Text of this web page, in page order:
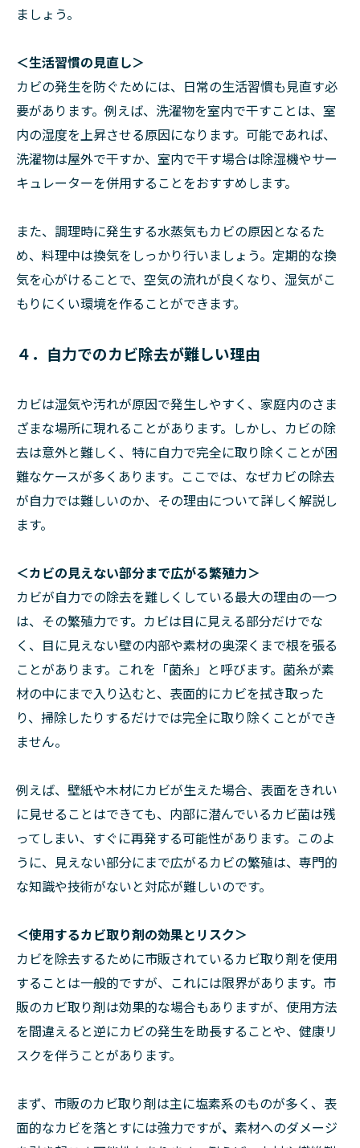
ましょう。
＜生活習慣の見直し＞
カビの発生を防ぐためには、日常の生活習慣も見直す必
要があります。例えば、洗濯物を室内で干すことは、室
内の湿度を上昇させる原因になります。可能であれば、
洗濯物は屋外で干すか、室内で干す場合は除湿機やサー
キュレーターを併用することをおすすめします。
また、調理時に発生する水蒸気もカビの原因となるた
め、料理中は換気をしっかり行いましょう。定期的な換
気を心がけることで、空気の流れが良くなり、湿気がこ
もりにくい環境を作ることができます。
４．自力でのカビ除去が難しい理由
カビは湿気や汚れが原因で発生しやすく、家庭内のさま
ざまな場所に現れることがあります。しかし、カビの除
去は意外と難しく、特に自力で完全に取り除くことが困
難なケースが多くあります。ここでは、なぜカビの除去
が自力では難しいのか、その理由について詳しく解説し
ます。
＜カビの見えない部分まで広がる繁殖力＞
カビが自力での除去を難しくしている最大の理由の一つ
は、その繁殖力です。カビは目に見える部分だけでな
く、目に見えない壁の内部や素材の奥深くまで根を張る
ことがあります。これを「菌糸」と呼びます。菌糸が素
材の中にまで入り込むと、表面的にカビを拭き取った
り、掃除したりするだけでは完全に取り除くことができ
ません。
例えば、壁紙や木材にカビが生えた場合、表面をきれい
に見せることはできても、内部に潜んでいるカビ菌は残
ってしまい、すぐに再発する可能性があります。このよ
うに、見えない部分にまで広がるカビの繁殖は、専門的
な知識や技術がないと対応が難しいのです。
＜使用するカビ取り剤の効果とリスク＞
カビを除去するために市販されているカビ取り剤を使用
することは一般的ですが、これには限界があります。市
販のカビ取り剤は効果的な場合もありますが、使用方法
を間違えると逆にカビの発生を助長することや、健康リ
スクを伴うことがあります。
まず、市販のカビ取り剤は主に塩素系のものが多く、表
面的なカビを落とすには強力ですが、 素材へのダメージ